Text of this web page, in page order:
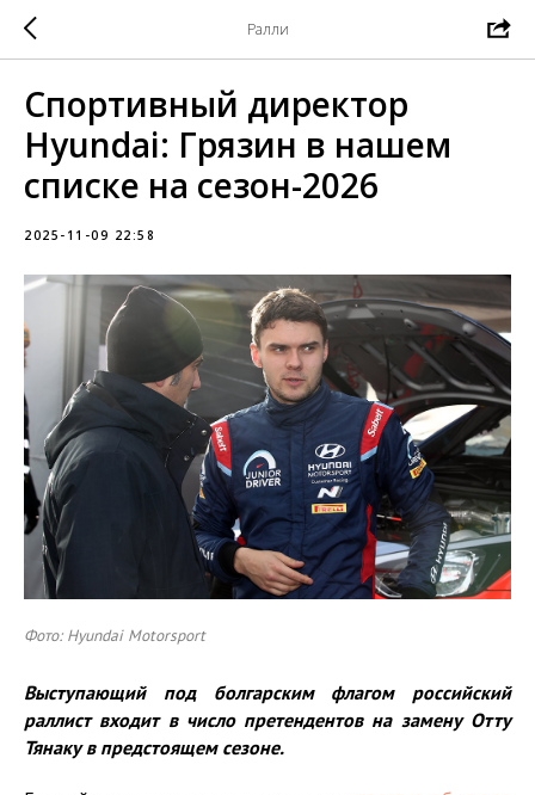
Ралли
Спортивный директор
Hyundai: Грязин в нашем
списке на сезон-2026
2025-11-09 22:58
Фото: Hyundai Motorsport
Выступающий под болгарским флагом российский
раллист входит в число претендентов на замену Отту
Тянаку в предстоящем сезоне.